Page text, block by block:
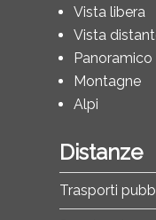
Vista libera
Vista
Panoramico
Montagne
Alpi
Distanze
Trasporti